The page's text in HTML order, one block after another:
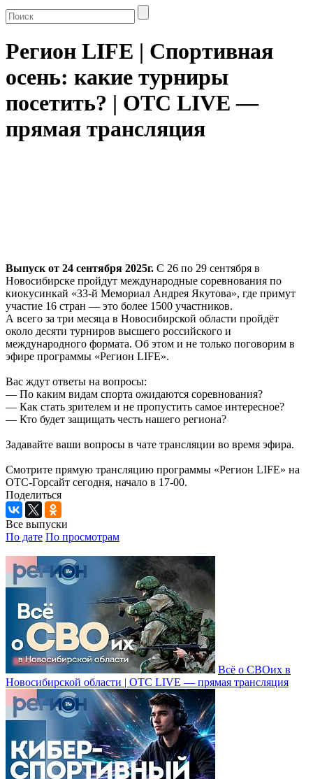
Регион LIFE | Спортивная
осень: какие турниры
посетить? | ОТС LIVE —
прямая трансляция
Выпуск от 24 сентября 2025г. С 26 по 29 сентября в
Новосибирске пройдут международные соревнования по
киокусинкай «33-й Мемориал Андрея Якутова», где примут
участие 16 стран — это более 1500 участников.
А всего за три месяца в Новосибирской области пройдёт
около десяти турниров высшего российского и
международного формата. Об этом и не только поговорим в
эфире программы «Регион LIFE».
Вас ждут ответы на вопросы:
— По каким видам спорта ожидаются соревнования?
— Как стать зрителем и не пропустить самое интересное?
— Кто будет защищать честь нашего региона?
Задавайте ваши вопросы в чате трансляции во время эфира.
Смотрите прямую трансляцию программы «Регион LIFE» на
ОТС-Горсайт сегодня, начало в 17-00.
Поделиться
Все выпуски
По дате По просмотрам
Всё о СВОих в
Новосибирской области | ОТС LIVE — прямая трансляция